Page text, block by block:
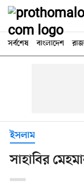
সর্বশেষ বাংলাদেশ
ইসলাম
সাহাবির